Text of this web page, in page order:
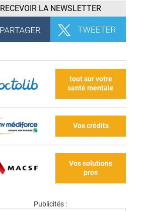
RECEVOIR LA NEWSLETTER
tout sur votre
santé mentale
Vos crédits
Vos solutions
pros
Publicités :